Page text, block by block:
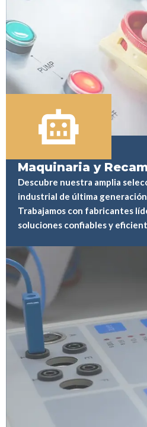
Maquinaria y
Descubre nuestra amplia
industrial de última
Trabajamos con fabricantes
soluciones confiables y